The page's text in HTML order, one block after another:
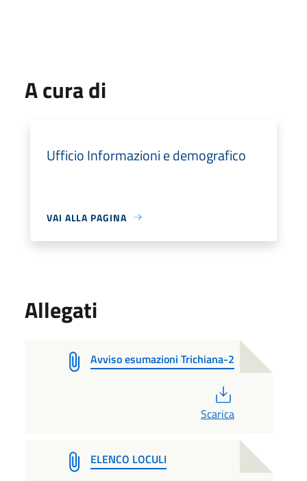
A cura di
Ufficio Informazioni e demografico
VAI ALLA PAGINA
Allegati
Avviso esumazioni Trichiana-2
Scarica
ELENCO LOCULI